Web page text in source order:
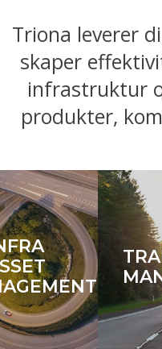
Triona leverer
skaper
infrastruktur
produkter,